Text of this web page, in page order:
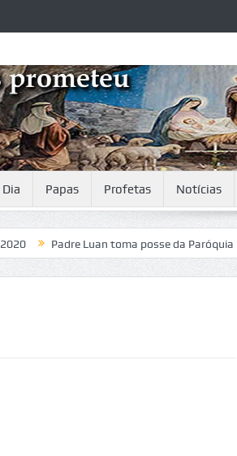
Papas Profetas Notícias
Padre Luan toma posse da Paróquia